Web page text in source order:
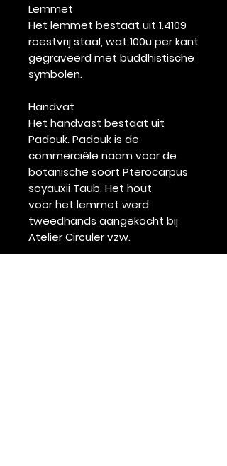
Lemmet
Het lemmet bestaat uit 1.4109
roestvrij staal, wat 100u per kant
gegraveerd met buddhistische
symbolen.
Handvat
Het handvast bestaat uit
Padouk. Padouk is de
commerciële naam voor de
botanische soort Pterocarpus
soyauxii Taub. Het hout
voor het lemmet werd
tweedhands aangekocht bij
Atelier Circuler vzw.